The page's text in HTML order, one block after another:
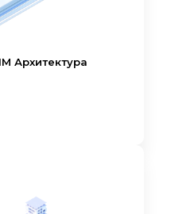
Архитектура